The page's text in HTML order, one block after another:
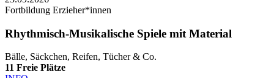
Fortbildung Erzieher*innen
Rhythmisch-Musikalische Spiele mit Material
Bälle, Säckchen, Reifen, Tücher & Co.
11 Freie Plätze